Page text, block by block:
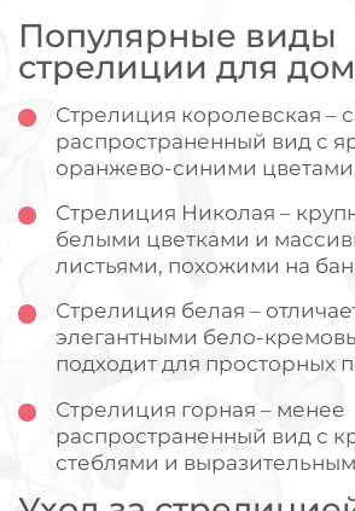
Популярные виды
стрелиции для
Стрелиция королевская –
распространенный вид с
оранжево-синими
Стрелиция Николая –
белыми цветками и
листьями, похожими на
Стрелиция белая –
элегантными бело-
подходит для просторных
Стрелиция горная – менее
распространенный вид с
стеблями и